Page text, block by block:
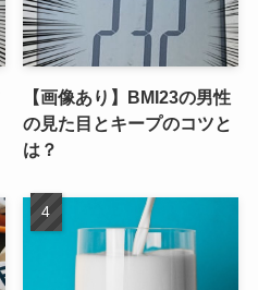
【画像あり】BMI23の男性
の見た目とキープのコツと
は？